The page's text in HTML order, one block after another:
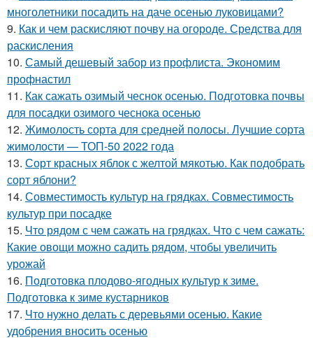
многолетники посадить на даче осенью луковицами?
9. Как и чем раскисляют почву на огороде. Средства для
раскисления
10. Самый дешевый забор из профлиста. Экономим
профнастил
11. Как сажать озимый чеснок осенью. Подготовка почвы
для посадки озимого чеснока осенью
12. Жимолость сорта для средней полосы. Лучшие сорта
жимолости — ТОП-50 2022 года
13. Сорт красных яблок с желтой мякотью. Как подобрать
сорт яблони?
14. Совместимость культур на грядках. Совместимость
культур при посадке
15. Что рядом с чем сажать на грядках. Что с чем сажать:
Какие овощи можно садить рядом, чтобы увеличить
урожай
16. Подготовка плодово-ягодных культур к зиме.
Подготовка к зиме кустарников
17. Что нужно делать с деревьями осенью. Какие
удобрения вносить осенью